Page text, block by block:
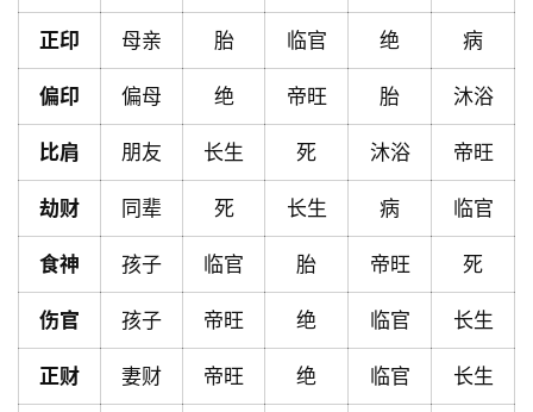
页
黄
历
命
理
正印 母亲 胎 临官 绝 病
偏印 偏母 绝 帝旺 胎 沐浴
比肩 朋友 长生 死 沐浴 帝旺
劫财 同辈 死 长生 病 临官
食神 孩子 临官 胎 帝旺 死
伤官 孩子 帝旺 绝 临官 长生
正财 妻财 帝旺 绝 临官 长生